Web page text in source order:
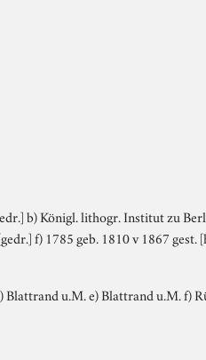
b) Königl. lithogr. Institut zu
f) 1785 geb. 1810 v 1867
u.M. e) Blattrand u.M. f)